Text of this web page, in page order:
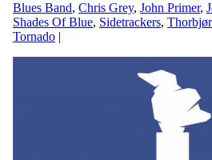
Blues Band, Chris Grey, John Primer,
Shades Of Blue, Sidetrackers,
Tornado |